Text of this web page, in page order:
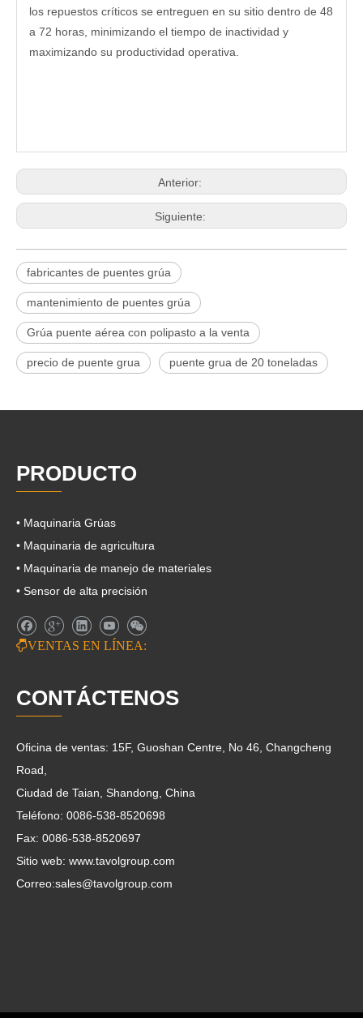
los repuestos críticos se entreguen en su sitio dentro de 48
a 72 horas, minimizando el tiempo de inactividad y
maximizando su productividad operativa.
Anterior:
Siguiente:
fabricantes de puentes grúa
mantenimiento de puentes grúa
Grúa puente aérea con polipasto a la venta
precio de puente grua puente grua de 20 toneladas
PRODUCTO
• Maquinaria Grúas
• Maquinaria de agricultura
• Maquinaria de manejo de materiales
• Sensor de alta precisión
VENTAS EN LÍNEA:
CONTÁCTENOS
Oficina de ventas: 15F, Guoshan Centre, No 46, Changcheng
Road,
Ciudad de Taian, Shandong, China
Teléfono: 0086-538-8520698
Fax: 0086-538-8520697
Sitio web: www.tavolgroup.com
Correo:sales@tavolgroup.com